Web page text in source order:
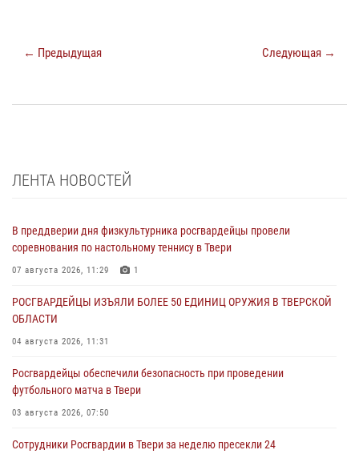
← Предыдущая Следующая →
ЛЕНТА НОВОСТЕЙ
В преддверии дня физкультурника росгвардейцы провели
соревнования по настольному теннису в Твери
07 августа 2026, 11:29 1
РОСГВАРДЕЙЦЫ ИЗЪЯЛИ БОЛЕЕ 50 ЕДИНИЦ ОРУЖИЯ В ТВЕРСКОЙ
ОБЛАСТИ
04 августа 2026, 11:31
Росгвардейцы обеспечили безопасность при проведении
футбольного матча в Твери
03 августа 2026, 07:50
Сотрудники Росгвардии в Твери за неделю пресекли 24